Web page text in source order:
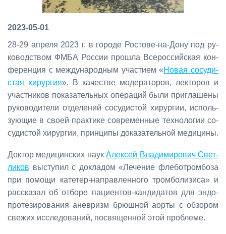
2023-05-01
28-29 ап­ре­ля 2023 г. в го­ро­де Ро­сто­ве-на-До­ну под ру­
ко­вод­ством ФМ­БА Рос­сии про­шла Все­рос­сий­ская кон­
фе­рен­ция с меж­ду­на­род­ным уча­сти­ем «Но­вая со­су­ди­
стая хи­рур­гия». В ка­че­стве мо­де­ра­то­ров, лек­то­ров и
участ­ни­ков по­ка­за­тель­ных опе­ра­ций бы­ли при­гла­ше­ны
ру­ко­во­ди­те­ли от­де­ле­ний со­су­ди­стой хи­рур­гии, ис­поль­
зу­ю­щие в сво­ей прак­ти­ке со­вре­мен­ные тех­но­ло­гии со­
су­ди­стой хи­рур­гии, прин­ци­пы до­ка­за­тель­ной ме­ди­ци­ны.
Док­тор ме­ди­цин­ских на­укАлек­сей Вла­ди­ми­ро­вич Свет­
ли­ков вы­сту­пил с до­кла­дом «Ле­че­ние фле­бо­тром­бо­за
при по­мо­щи ка­те­тер-на­прав­лен­но­го тром­бо­ли­зи­са» и
рас­ска­зал об от­бо­ре па­ци­ен­тов-кан­ди­да­тов для эн­до­
про­те­зи­ро­ва­ния ане­вризм брюш­ной аор­ты с об­зо­ром
све­жих ис­сле­до­ва­ний, по­свя­щен­ной этой про­бле­ме.